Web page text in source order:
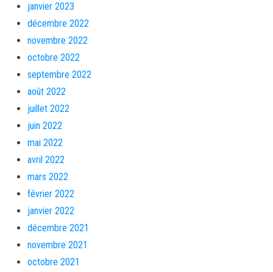
janvier 2023
décembre 2022
novembre 2022
octobre 2022
septembre 2022
août 2022
juillet 2022
juin 2022
mai 2022
avril 2022
mars 2022
février 2022
janvier 2022
décembre 2021
novembre 2021
octobre 2021